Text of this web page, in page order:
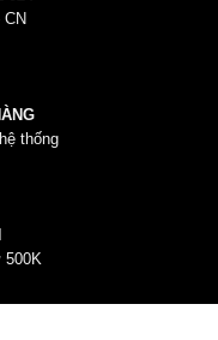
CN
thống
500K